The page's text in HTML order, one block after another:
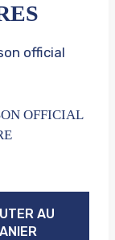
OFFICIAL
AU